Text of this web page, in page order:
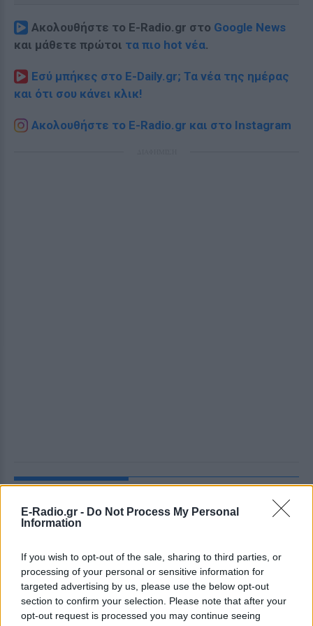
E-Radio.gr - Do Not Process My Personal
Information
If you wish to opt-out of the sale, sharing to third parties, or
processing of your personal or sensitive information for
targeted advertising by us, please use the below opt-out
section to confirm your selection. Please note that after your
opt-out request is processed you may continue seeing
Ακολουθήστε το E-Radio.gr στο Google News
και μάθετε πρώτοι τα πιο hot νέα.
Εσύ μπήκες στο E-Daily.gr; Τα νέα της ημέρας
και ότι σου κάνει κλικ!
Ακολουθήστε το E-Radio.gr και στο Instagram
ΔΕΙΤΕ ΕΠΙΣΗΣ
ΣΤΗΝ ΙΔΙΑ ΚΑΤΗΓΟΡΙΑ
5 one‑hit wonders που έγιναν
ξανά διάσημοι από… ατύχημα
ΣΉΜΕΡΑ
Η τύχη δεν προβλέπεται, αλλά όταν
χαμογελάσει, αποδεικνύει ότι ορισμένα